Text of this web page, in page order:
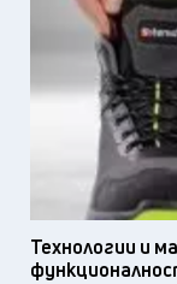
Технологии и